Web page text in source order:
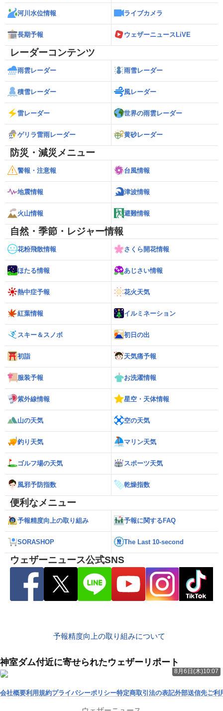
河川水位情報 ライブカメラ
長期予報 ウェザーニュースLiVE
レーダーコンテンツ
雨雲レーダー 雨雪レーダー
積雪レーダー 風レーダー
雷レーダー 世界の雨雲レーダー
ゲリラ雷雨レーダー 黄砂レーダー
防災・減災メニュー
警報・注意報 台風情報
地震情報 津波情報
火山情報 避難情報
自然・季節・レジャー情報
花粉飛散情報 さくら開花情報
ほたる情報 あじさい情報
熱中症予報 花火天気
紅葉情報 イルミネーション
スキー＆スノボ 初日の出
初詣 天気痛予報
服装予報 お洗濯情報
紫外線情報 星空・天体情報
山の天気 空の天気
釣り天気 マリン天気
ゴルフ場の天気 スポーツ天気
風邪予防指数 乾燥指数
便利なメニュー
予報精度向上の取り組み 予報に関するFAQ
SORASHOP The Last 10-second
ウェザーニュース公式SNS
予報精度向上の取り組みについて
神室ダム付近に寄せられたウェザーリポート
8月6日(木)10:07
会社概要利用規約プライバシーポリシー特定商取引法の表記外部送信先ご利